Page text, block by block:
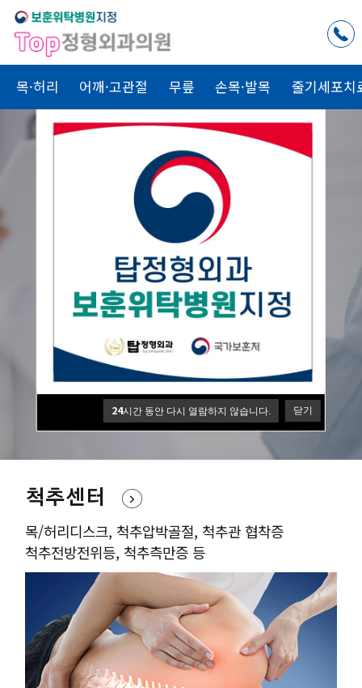
목·허리 어깨·고관절 무릎 손목·발목 줄기세포치
24시간 동안 다시 열람하지 않습니다. 닫기
관절치료Top
내 가족을
치료하는 마음으로
Top정형외과가
함께합니다.
환자의 통증개선과 빠른 회복을 최우선으로 합니다
척추센터
목/허리디스크, 척추압박골절, 척추관 협착증
척추전방전위등, 척추측만증 등